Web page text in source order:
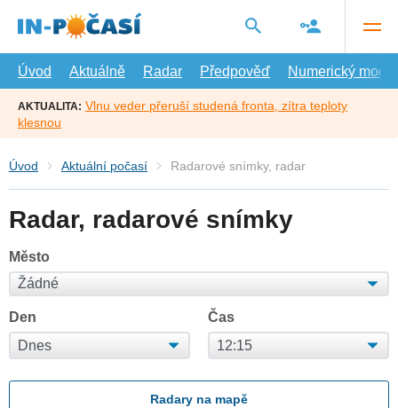
hlavní
Úvod
Aktuálně Radar Předpověď Numerický model
AKTUALITA: Vlnu veder přeruší studená fronta, zítra teploty
klesnou
Úvod Aktuální počasí Radarové snímky, radar
Radar, radarové snímky
Město
Den Čas
Radary na mapě